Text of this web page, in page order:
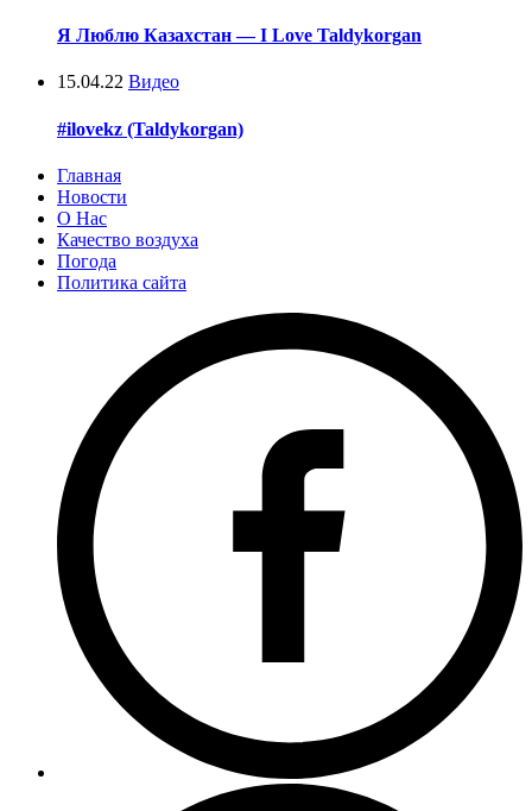
Я Люблю Казахстан — I Love Taldykorgan
15.04.22 Видео
#ilovekz (Taldykorgan)
Главная
Новости
О Нас
Качество воздуха
Погода
Политика сайта